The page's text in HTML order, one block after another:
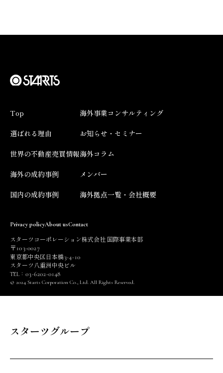
Top
選ばれる理由
世界の不動産売買情報
海外の成約事例
国内の成約事例
海外事業コンサルティング
お知らせ・セミナー
海外コラム
メンバー
海外拠点一覧・会社概要
Privacy policyAbout usContact
スターツコーポレーション株式会社 国際事業本部
〒 103-0027
東京都中央区日本橋3-4-10
スターツ八重洲中央ビル
TEL： 03-6202-0148
© 2024 Starts Corporation Co., Ltd. All Rights Reserved.
スターツグループ